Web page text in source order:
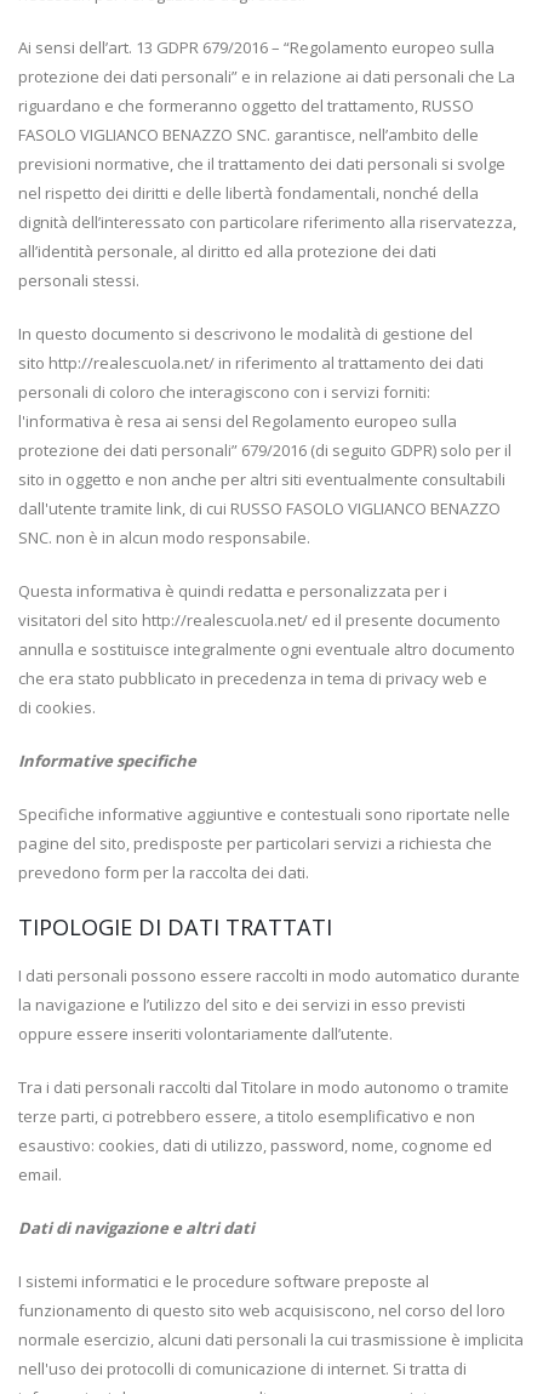
Ai sensi dell’art. 13 GDPR 679/2016 – “Regolamento europeo sulla
protezione dei dati personali” e in relazione ai dati personali che La
riguardano e che formeranno oggetto del trattamento, RUSSO
FASOLO VIGLIANCO BENAZZO SNC. garantisce, nell’ambito delle
previsioni normative, che il trattamento dei dati personali si svolge
nel rispetto dei diritti e delle libertà fondamentali, nonché della
dignità dell’interessato con particolare riferimento alla riservatezza,
all’identità personale, al diritto ed alla protezione dei dati
personali stessi.
In questo documento si descrivono le modalità di gestione del
sito http://realescuola.net/ in riferimento al trattamento dei dati
personali di coloro che interagiscono con i servizi forniti:
l'informativa è resa ai sensi del Regolamento europeo sulla
protezione dei dati personali” 679/2016 (di seguito GDPR) solo per il
sito in oggetto e non anche per altri siti eventualmente consultabili
dall'utente tramite link, di cui RUSSO FASOLO VIGLIANCO BENAZZO
SNC. non è in alcun modo responsabile.
Questa informativa è quindi redatta e personalizzata per i
visitatori del sito http://realescuola.net/ ed il presente documento
annulla e sostituisce integralmente ogni eventuale altro documento
che era stato pubblicato in precedenza in tema di privacy web e
di cookies.
Informative specifiche
Specifiche informative aggiuntive e contestuali sono riportate nelle
pagine del sito, predisposte per particolari servizi a richiesta che
prevedono form per la raccolta dei dati.
TIPOLOGIE DI DATI TRATTATI
I dati personali possono essere raccolti in modo automatico durante
la navigazione e l’utilizzo del sito e dei servizi in esso previsti
oppure essere inseriti volontariamente dall’utente.
Tra i dati personali raccolti dal Titolare in modo autonomo o tramite
terze parti, ci potrebbero essere, a titolo esemplificativo e non
esaustivo: cookies, dati di utilizzo, password, nome, cognome ed
email.
Dati di navigazione e altri dati
I sistemi informatici e le procedure software preposte al
funzionamento di questo sito web acquisiscono, nel corso del loro
normale esercizio, alcuni dati personali la cui trasmissione è implicita
nell'uso dei protocolli di comunicazione di internet. Si tratta di